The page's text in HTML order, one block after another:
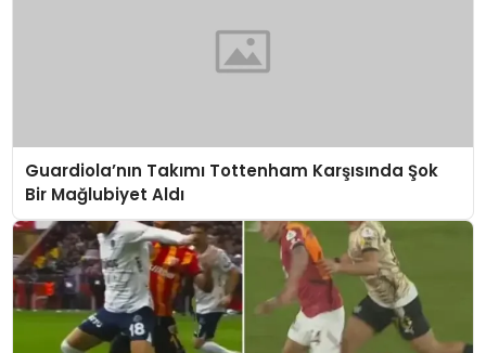
Guardiola’nın Takımı Tottenham Karşısında Şok
Bir Mağlubiyet Aldı